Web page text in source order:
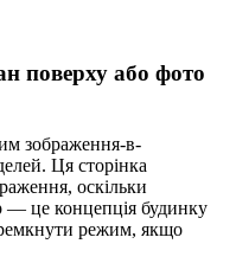
поверху або фото
зображення-в-
Ця сторінка
оскільки
— це концепція будинку
режим, якщо